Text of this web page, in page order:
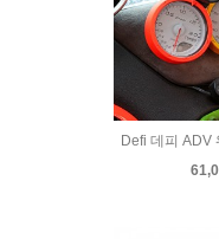
Defi 데피 ADV